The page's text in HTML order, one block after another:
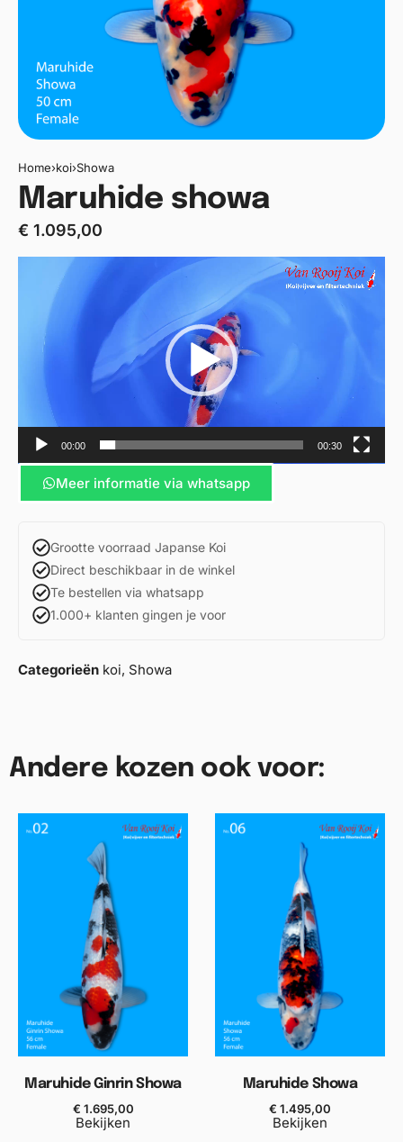
Home›koi›Showa
Maruhide showa
€ 1.095,00
Videospeler
00:00 00:30
Meer informatie via whatsapp
Grootte voorraad Japanse Koi
Direct beschikbaar in de winkel
Te bestellen via whatsapp
1.000+ klanten gingen je voor
Categorieën koi, Showa
Andere kozen ook voor:
Maruhide Ginrin Showa
€ 1.695,00
Bekijken
Maruhide Showa
€ 1.495,00
Bekijken